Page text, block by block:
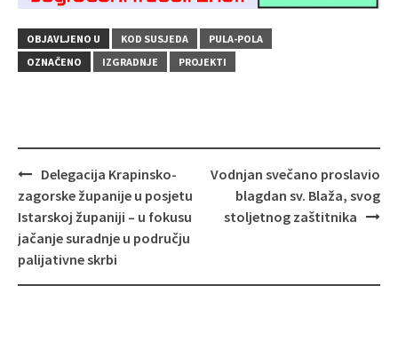
OBJAVLJENO U KOD SUSJEDA
PULA-POLA
OZNAČENO
IZGRADNJE PROJEKTI
Navigacija
objava
Delegacija Krapinsko-
zagorske županije u posjetu
Istarskoj županiji – u fokusu
jačanje suradnje u području
palijativne skrbi
Vodnjan svečano proslavio
blagdan sv. Blaža, svog
stoljetnog zaštitnika